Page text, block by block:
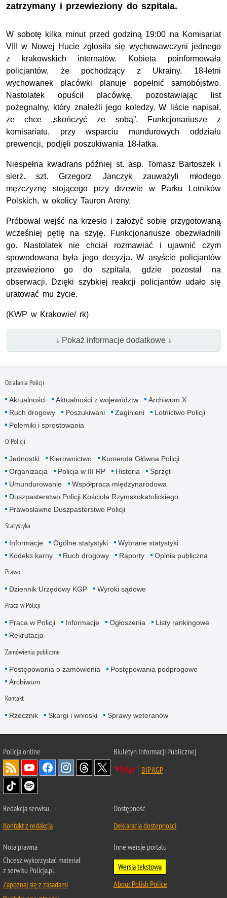
zatrzymany i przewieziony do szpitala.
W sobotę kilka minut przed godziną 19:00 na Komisariat
VIII w Nowej Hucie zgłosiła się wychowawczyni jednego
z krakowskich internatów. Kobieta poinformowała
policjantów, że pochodzący z Ukrainy, 18-letni
wychowanek placówki planuje popełnić samobójstwo.
Nastolatek opuścił placówkę, pozostawiając list
pożegnalny, który znaleźli jego koledzy. W liście napisał,
że chce „skończyć ze sobą”. Funkcjonariusze z
komisariatu, przy wsparciu mundurowych oddziału
prewencji, podjęli poszukiwania 18-latka.
Niespełna kwadrans później st. asp. Tomasz Bartoszek i
sierż. szt. Grzegorz Janczyk zauważyli młodego
mężczyznę stojącego przy drzewie w Parku Lotników
Polskich, w okolicy Tauron Areny.
Próbował wejść na krzesło i założyć sobie przygotowaną
wcześniej pętlę na szyję. Funkcjonariusze obezwładnili
go. Nastolatek nie chciał rozmawiać i ujawnić czym
spowodowana była jego decyzja. W asyście policjantów
przewieziono go do szpitala, gdzie pozostał na
obserwacji. Dzięki szybkiej reakcji policjantów udało się
uratować mu życie.
(KWP w Krakowie/ rk)
↓ Pokaż informacje dodatkowe ↓
Działania Policji
Aktualności Aktualności z województw
Archiwum X
Ruch drogowy
Poszukiwani Zaginieni
Lotnictwo Policji
Polemiki i sprostowania
O Policji
Jednostki Kierownictwo
Komenda Główna Policji
Organizacja
Policja w III RP Historia
Sprzęt
Umundurowanie
Współpraca międzynarodowa
Duszpasterstwo Policji Kościoła Rzymskokatolickiego
Prawosławne Duszpasterstwo Policji
Statystyka
Informacje Ogólne statystyki
Wybrane statystyki
Kodeks karny
Ruch drogowy Raporty Opinia publiczna
Prawo
Dziennik Urzędowy KGP Wyroki sądowe
Praca w Policji
Praca w Policji Informacje Ogłoszenia
Listy rankingowe
Rekrutacja
Zamówienia publiczne
Postępowania o zamówienia
Postępowania podprogowe
Archiwum
Kontakt
Rzecznik Skargi i wnioski Sprawy weteranów
Policjaonline
Biuletyn Informacji Publicznej
BIP KGP
Redakcja serwisu
Kontakt z redakcją
Dostępność
Deklaracja dostępności
Nota prawna
Chcesz wykorzystać materiał
z serwisu Policja.pl.
Zapoznaj się z zasadami
Inne wersje portalu
Wersja tekstowa
About Polish Police